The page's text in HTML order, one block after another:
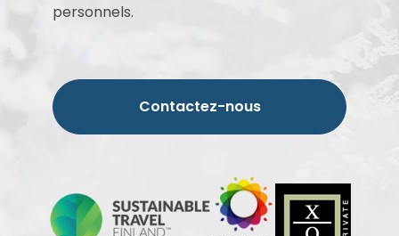
personnels.
Contactez-nous